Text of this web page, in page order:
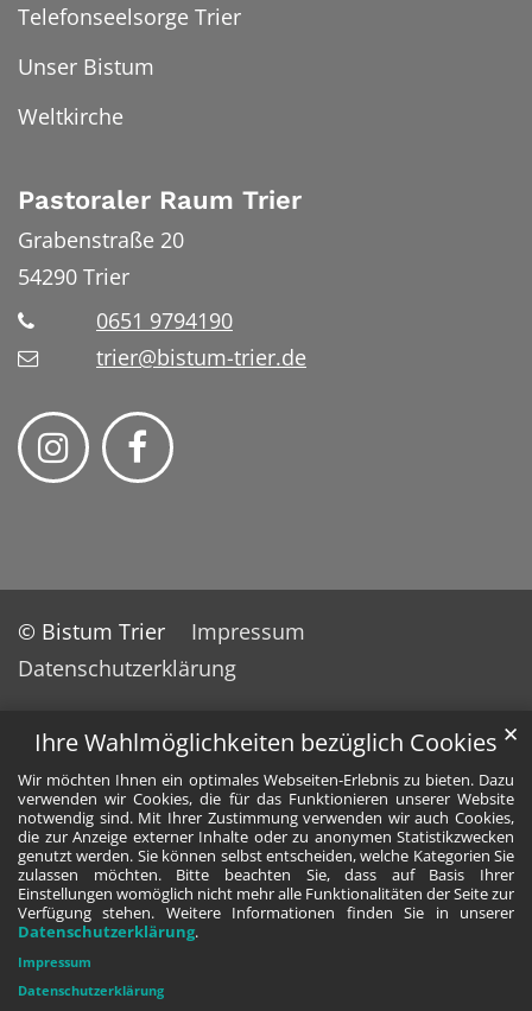
Ihre Wahlmöglichkeiten bezüglich Cookies
Wir möchten Ihnen ein optimales Webseiten-Erlebnis zu bieten. Dazu
verwenden wir Cookies, die für das Funktionieren unserer Website
notwendig sind. Mit Ihrer Zustimmung verwenden wir auch Cookies,
die zur Anzeige externer Inhalte oder zu anonymen Statistikzwecken
genutzt werden. Sie können selbst entscheiden, welche Kategorien Sie
zulassen möchten. Bitte beachten Sie, dass auf Basis Ihrer
Einstellungen womöglich nicht mehr alle Funktionalitäten der Seite zur
Verfügung stehen. Weitere Informationen finden Sie in unserer
Datenschutzerklärung.
✕
Impressum
Datenschutzerklärung
Telefonseelsorge Trier
Unser Bistum
Weltkirche
Pastoraler Raum Trier
Grabenstraße 20
54290 Trier
0651 9794190
trier@bistum-trier.de
© Bistum Trier
Impressum
Datenschutzerklärung